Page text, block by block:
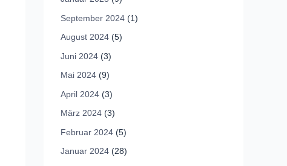
September 2024 (1)
August 2024 (5)
Juni 2024 (3)
Mai 2024 (9)
April 2024 (3)
März 2024 (3)
Februar 2024 (5)
Januar 2024 (28)